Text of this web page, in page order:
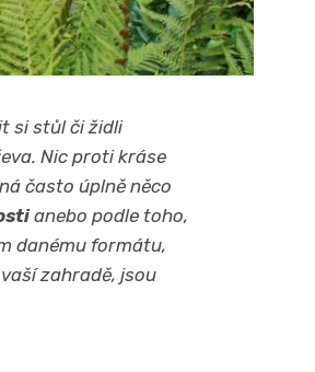
si stůl či židli
Nic proti kráse
často úplně něco
anebo podle toho,
danému formátu,
zahradě, jsou